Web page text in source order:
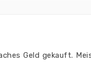
Geld gekauft.